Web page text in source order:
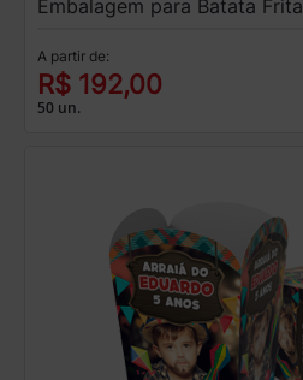
Embalagem para Batata Frita
A partir de:
R$ 192,00
50 un.